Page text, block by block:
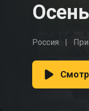
Россия